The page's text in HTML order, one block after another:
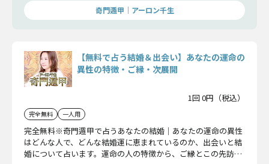
奇門遁甲｜アーロン千生
【無料で占う結婚＆出会い】あなたの運命の
異性の特徴・ご縁・次展開
1回 0円（税込）
完全無料 一人用
完全無料※奇門遁甲で占うあなたの結婚｜あなたの運命の異性
はどんな人で、どんな結婚運に恵まれているのか、出会いと結
婚について占います。運命の人の特徴から、ご縁とこの先訪れ